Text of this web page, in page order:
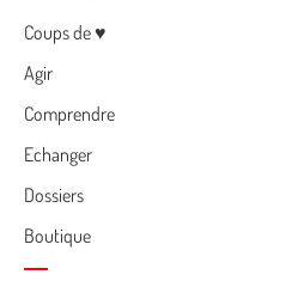
Menu
Coups de ♥
Agir
Comprendre
Echanger
Dossiers
Boutique